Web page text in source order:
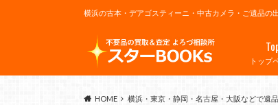
横浜の古本・デアゴスティーニ・中古カメラ・ご遺品の
トップ
HOME 横浜・東京・静岡・名古屋・大阪などで遺